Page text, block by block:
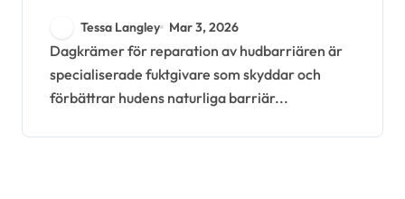
Effektivitet, typer,
användning
Tessa Langley Mar 3, 2026
Dagkrämer för reparation av hudbarriären är
specialiserade fuktgivare som skyddar och
förbättrar hudens naturliga barriär...